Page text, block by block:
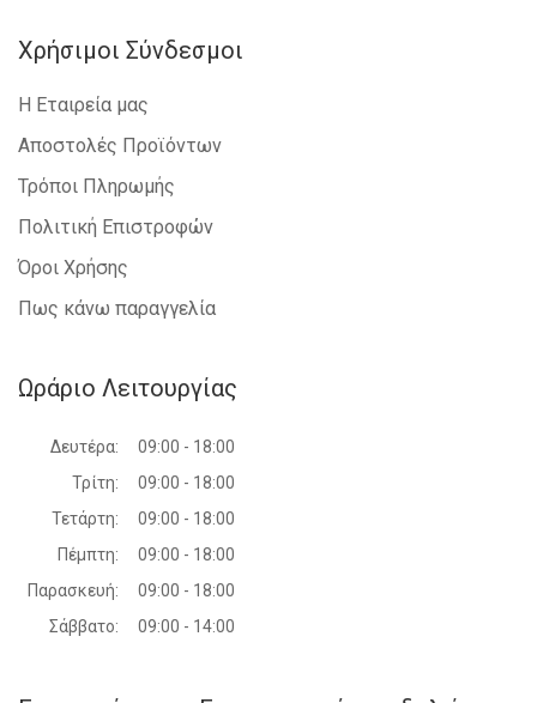
Χρήσιμοι Σύνδεσμοι
Η Εταιρεία μας
Αποστολές Προϊόντων
Τρόποι Πληρωμής
Πολιτική Επιστροφών
Όροι Χρήσης
Πως κάνω παραγγελία
Ωράριο Λειτουργίας
Δευτέρα:
09:00 - 18:00
Τρίτη:
09:00 - 18:00
Τετάρτη:
09:00 - 18:00
Πέμπτη:
09:00 - 18:00
Παρασκευή:
09:00 - 18:00
Σάββατο:
09:00 - 14:00